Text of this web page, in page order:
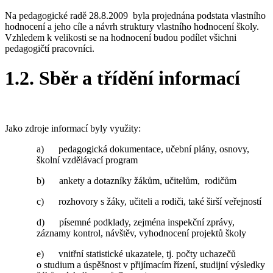
Na pedagogické radě 28.8.2009 byla projednána podstata vlastního
hodnocení a jeho cíle a návrh struktury vlastního hodnocení školy.
Vzhledem k velikosti se na hodnocení budou podílet všichni
pedagogičtí pracovníci.
1.2. Sběr a třídění informací
Jako zdroje informací byly využity:
a) pedagogická dokumentace, učební plány, osnovy,
školní vzdělávací program
b) ankety a dotazníky žákům, učitelům, rodičům
c) rozhovory s žáky, učiteli a rodiči, také širší veřejností
d) písemné podklady, zejména inspekční zprávy,
záznamy kontrol, návštěv, vyhodnocení projektů školy
e) vnitřní statistické ukazatele, tj. počty uchazečů
o studium a úspěšnost v přijímacím řízení, studijní výsledky